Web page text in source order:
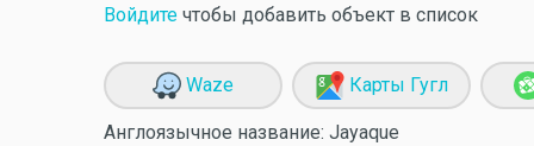
Войдите чтобы добавить объект в список
Waze Карты Гугл
Англоязычное название: Jayaque